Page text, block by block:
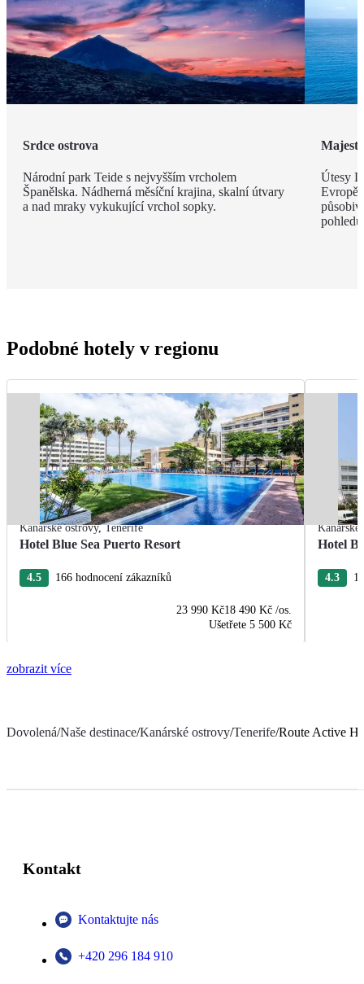
Srdce ostrova
Národní park Teide s nejvyšším vrcholem
Španělska. Nádherná měsíční krajina, skalní útvary
a nad mraky vykukující vrchol sopky.
Útesy
Evropě,
Podobné hotely v regionu
Kanárské ostrovy,Tenerife
Hotel Blue Sea Puerto Resort
4.5 166 hodnocení zákazníků
23 990 Kč18 490 Kč /os.
Ušetřete 5 500 Kč
Kanárské
Hotel
4.3
zobrazit více
Dovolená/Naše destinace/Kanárské ostrovy/Tenerife/Route Active
Kontakt
Kontaktujte nás
+420 296 184 910